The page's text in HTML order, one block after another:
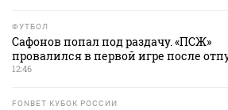
ФУТБОЛ
Сафонов попал под раздачу. «ПСЖ»
провалился в первой игре после
12:46
FONBET КУБОК РОССИИ